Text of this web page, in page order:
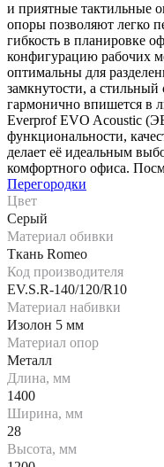
и приятные тактильные
опоры позволяют легко
гибкость в планировке
конфигурацию рабочих
оптимальны для
замкнутости, а
гармонично впишется в
Everprof EVO Acoustic
функциональности,
делает её идеальным
комфортного офиса.
Перегородки
Цвет
Серый
Материал обивки
Ткань Romeo
Код производителя
EV.S.R-140/120/R10
Материал набивки
Изолон 5 мм
Материал опор
Металл
Длина, мм
1400
Ширина, мм
28
Высота, мм